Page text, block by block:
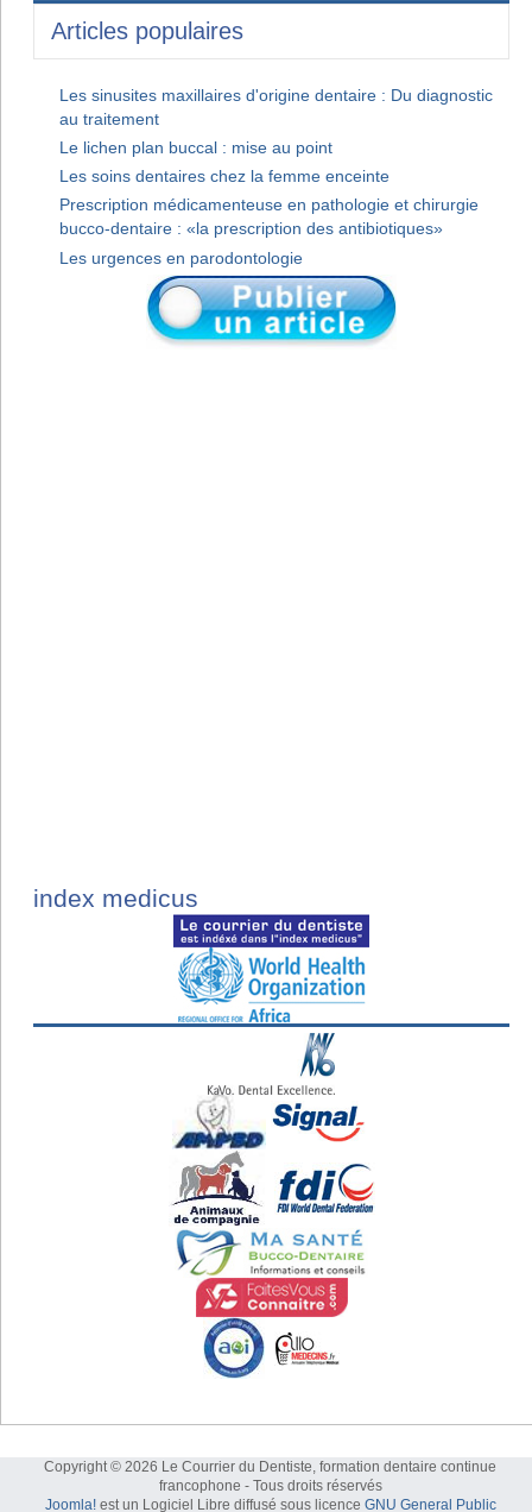
Articles populaires
Les sinusites maxillaires d'origine dentaire : Du diagnostic
au traitement
Le lichen plan buccal : mise au point
Les soins dentaires chez la femme enceinte
Prescription médicamenteuse en pathologie et chirurgie
bucco-dentaire : «la prescription des antibiotiques»
Les urgences en parodontologie
index medicus
Copyright © 2026 Le Courrier du Dentiste, formation dentaire continue
francophone - Tous droits réservés
Joomla!est un Logiciel Libre diffusé sous licence GNU General Public